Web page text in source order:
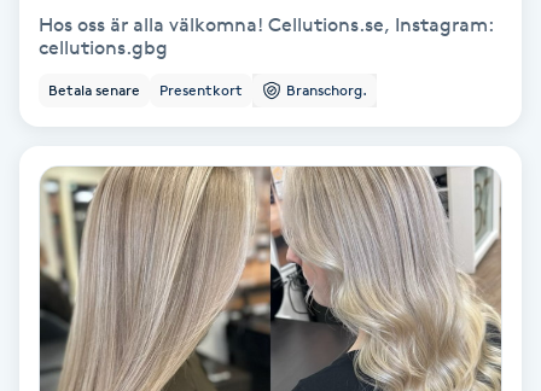
Fransrengöring
Frekvensterapi
Friskvårdsmassage
Frisör
Funktionsanalys
Hos oss är alla välkomna! Cellutions.se, Instagram:
cellutions.gbg
Betala senare Presentkort Branschorg.